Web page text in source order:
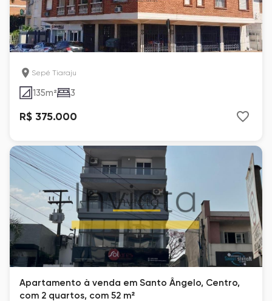
Sepé Tiaraju
135m² 3
R$ 375.000
Apartamento à venda em Santo Ângelo, Centro,
com 2 quartos, com 52 m²